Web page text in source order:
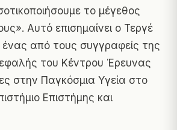
το μέγεθος
Αυτό επισημαίνει ο Τεργέ
ένας από τους συγγραφείς της
του Κέντρου Έρευνας
στην Παγκόσμια Υγεία στο
Επιστήμης και